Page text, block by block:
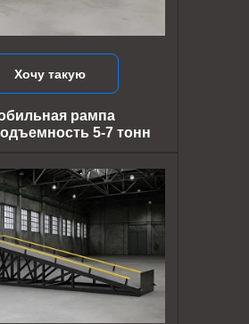
Хочу такую
рампа
5-7 тонн